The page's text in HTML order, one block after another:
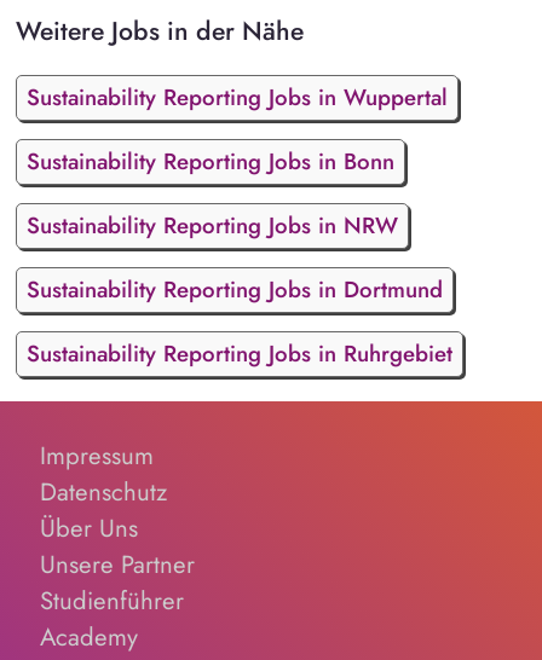
Weitere Jobs in der Nähe
Sustainability Reporting Jobs in Wuppertal
Sustainability Reporting Jobs in Bonn
Sustainability Reporting Jobs in NRW
Sustainability Reporting Jobs in Dortmund
Sustainability Reporting Jobs in Ruhrgebiet
Impressum
Datenschutz
Über Uns
Unsere Partner
Studienführer
Academy